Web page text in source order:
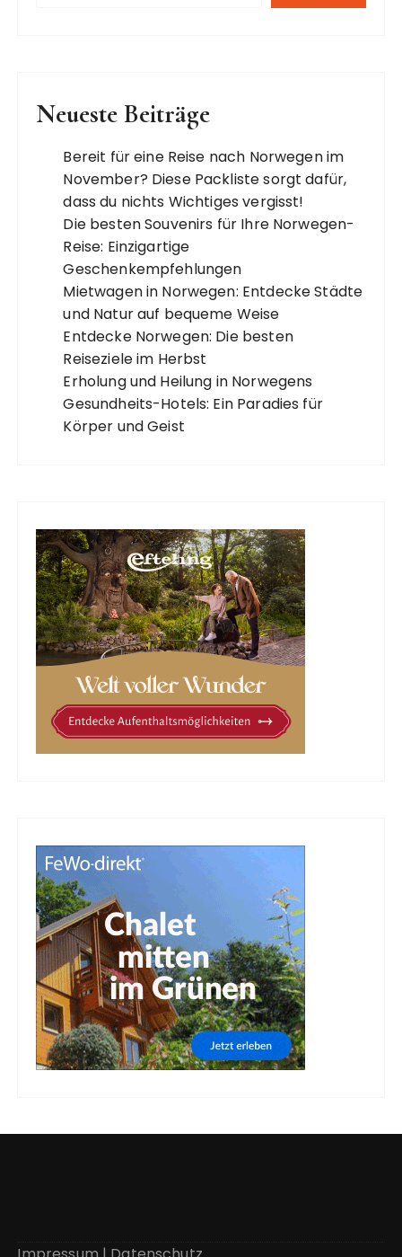
Neueste Beiträge
Bereit für eine Reise nach Norwegen im
November? Diese Packliste sorgt dafür,
dass du nichts Wichtiges vergisst!
Die besten Souvenirs für Ihre Norwegen-
Reise: Einzigartige
Geschenkempfehlungen
Mietwagen in Norwegen: Entdecke Städte
und Natur auf bequeme Weise
Entdecke Norwegen: Die besten
Reiseziele im Herbst
Erholung und Heilung in Norwegens
Gesundheits-Hotels: Ein Paradies für
Körper und Geist